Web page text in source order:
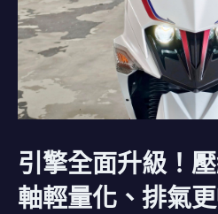
引擎全面升級！
軸輕量化、排氣